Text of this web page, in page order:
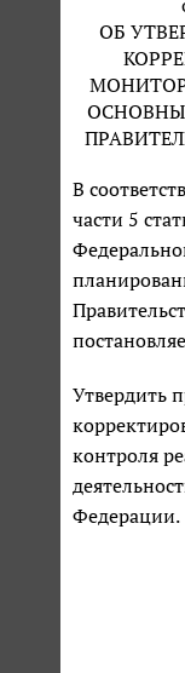
ОБ
В
части 5
Утвердить
контроля
Федерации.